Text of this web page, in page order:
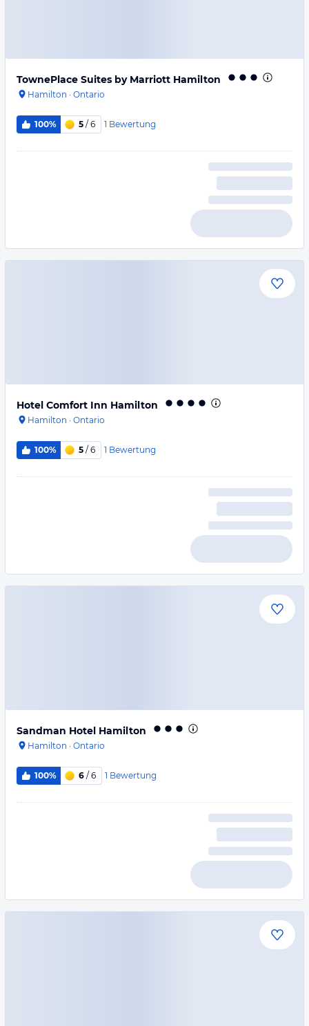
TownePlace Suites by Marriott Hamilton
Hamilton · Ontario
100% 5 / 6 1 Bewertung
Hotel Comfort Inn Hamilton
Hamilton · Ontario
100% 5 / 6 1 Bewertung
Sandman Hotel Hamilton
Hamilton · Ontario
100% 6 / 6 1 Bewertung